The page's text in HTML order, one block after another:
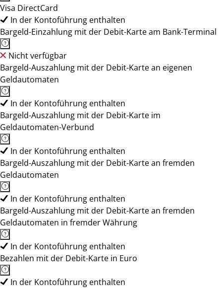
Visa DirectCard
In der Kontoführung enthalten
Bargeld-Einzahlung mit der Debit-Karte am Bank-Terminal
Nicht verfügbar
Bargeld-Auszahlung mit der Debit-Karte an eigenen
Geldautomaten
In der Kontoführung enthalten
Bargeld-Auszahlung mit der Debit-Karte im
Geldautomaten-Verbund
In der Kontoführung enthalten
Bargeld-Auszahlung mit der Debit-Karte an fremden
Geldautomaten
In der Kontoführung enthalten
Bargeld-Auszahlung mit der Debit-Karte an fremden
Geldautomaten in fremder Währung
In der Kontoführung enthalten
Bezahlen mit der Debit-Karte in Euro
In der Kontoführung enthalten